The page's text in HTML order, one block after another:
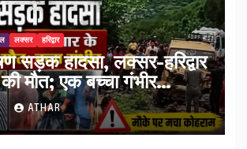
लक्सर हरिद्वार
सड़क हादसा, लक्सर-हरिद्वार
मौत; एक बच्चा गंभीर
ATHAR